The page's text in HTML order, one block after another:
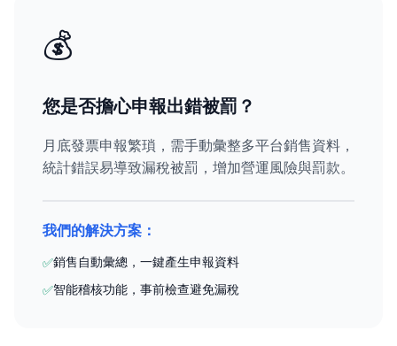
💰
您是否擔心申報出錯被罰？
月底發票申報繁瑣，需手動彙整多平台銷售資料，
統計錯誤易導致漏稅被罰，增加營運風險與罰款。
我們的解決方案：
✅銷售自動彙總，一鍵產生申報資料
✅智能稽核功能，事前檢查避免漏稅